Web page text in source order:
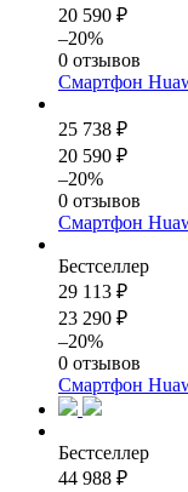
20 590 ₽
–20%
0 отзывов
Смартфон
25 738 ₽
20 590 ₽
–20%
0 отзывов
Смартфон
Бестселлер
29 113 ₽
23 290 ₽
–20%
0 отзывов
Смартфон
Бестселлер
44 988 ₽